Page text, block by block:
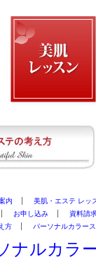
内
美肌・エステ レッ
お申し込み
資料請
方 パーソナルカラー
ナルカラ